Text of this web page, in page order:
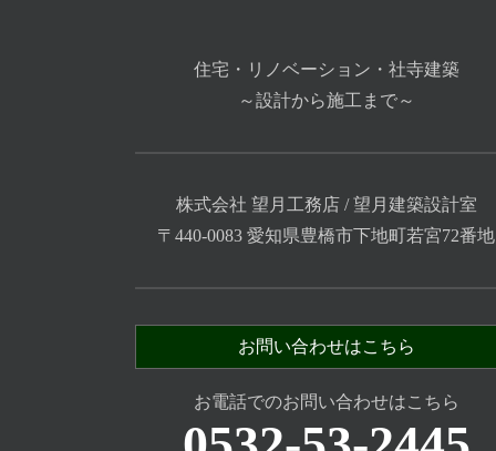
住宅・リノベーション・社寺建築
～設計から施工まで～
株式会社 望月工務店 / 望月建築設計室
〒440-0083 愛知県豊橋市下地町若宮72番地
お問い合わせはこちら
お電話でのお問い合わせはこちら